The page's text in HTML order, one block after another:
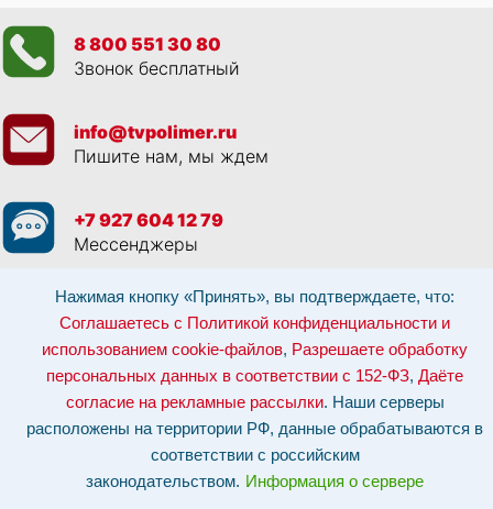
Нажимая кнопку «Принять», вы подтверждаете, что:
Соглашаетесь с Политикой конфиденциальности и
использованием cookie-файлов, Разрешаете обработку
персональных данных в соответствии с 152-ФЗ, Даёте
согласие на рекламные рассылки. Наши серверы
расположены на территории РФ, данные обрабатываются в
соответствии с российским
законодательством. Информация о сервере
8 800 551 30 80
Звонок бесплатный
info@tvpolimer.ru
Пишите нам, мы ждем
+7 927 604 12 79
Мессенджеры
Просматривая данный веб сайт, и обращаясь к нам, вы:Соглашаетесь с
Политикой конфиденциальности и использованием cookie-файлов,
Разрешаете обработку персональных данных в соответствии с 152-ФЗ
Даёте согласие на рекламные рассылки.
Отозвать согласие на обработку персональных данных: по эл-почте:
info@tvpolimer.ru| по телефону8 800 551 30 80
соответствии с российским законодательством.Информация о сервере и
Сайт носит исключительно информационный характер и не является